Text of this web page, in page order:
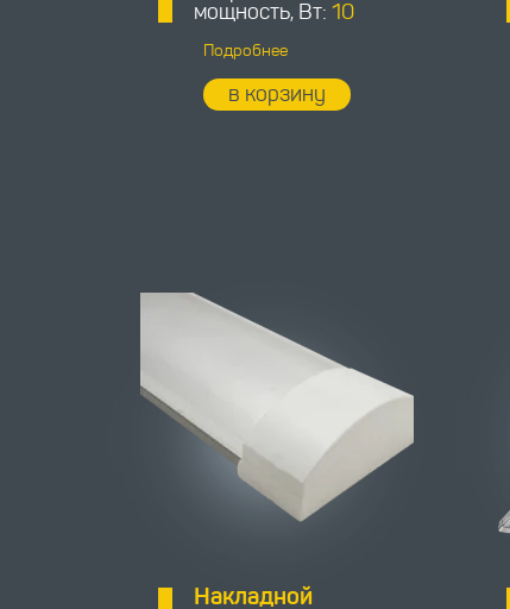
мощность, Вт:10
Подробнее
в корзину
Накладной